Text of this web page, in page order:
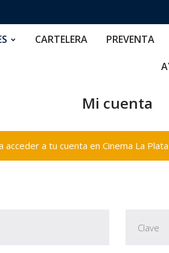
CARTELERA PREVENTA
Mi cuenta
a tu cuenta en Cinema La Plata